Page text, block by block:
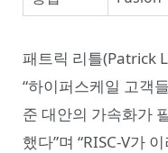
패트릭 리틀(Patrick
“하이퍼스케일 고객
준 대안의 가속화가
했다”며 “RISC-V가